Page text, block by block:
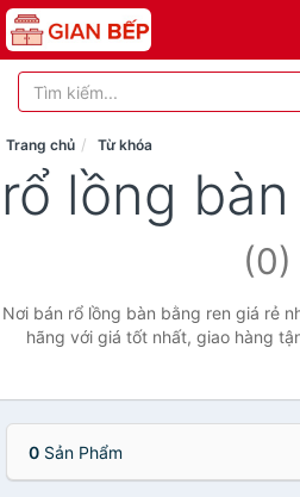
Trang chủ Từ khóa
rổ lồng
(0)
Nơi bán rổ lồng bàn bằng ren giá rẻ
hãng với giá tốt nhất, giao hàng
0 Sản Phẩm